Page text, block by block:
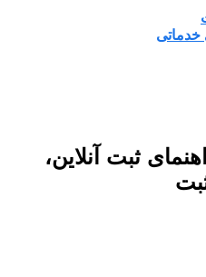
ثبت آنلاین،